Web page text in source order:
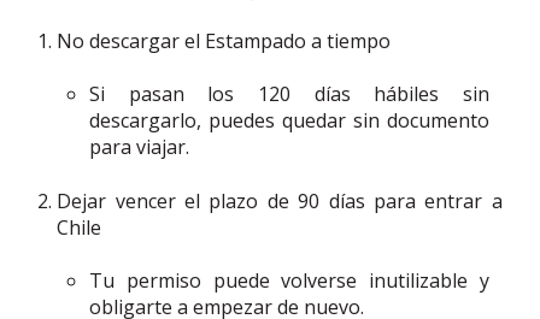
No descargar el Estampado a tiempo
Si pasan los 120 días hábiles sin
descargarlo, puedes quedar sin documento
para viajar.
Dejar vencer el plazo de 90 días para entrar a
Chile
Tu permiso puede volverse inutilizable y
obligarte a empezar de nuevo.